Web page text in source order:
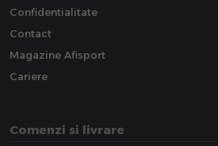
Confidentialitate
Contact
Magazine Afisport
Cariere
Comenzi si livrare